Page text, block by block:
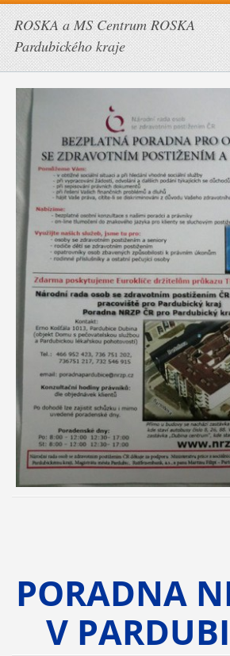
ROSKA a MS Centrum ROSKA
Pardubického kraje
PORADNA
V